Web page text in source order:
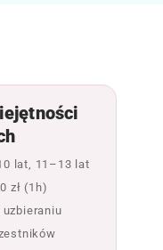
lat, 11–13 lat
zł (1h)